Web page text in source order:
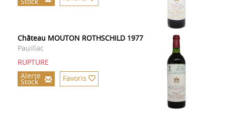
Château MOUTON ROTHSCHILD 1977
Pauillac
RUPTURE
Alerte
Stock Favoris